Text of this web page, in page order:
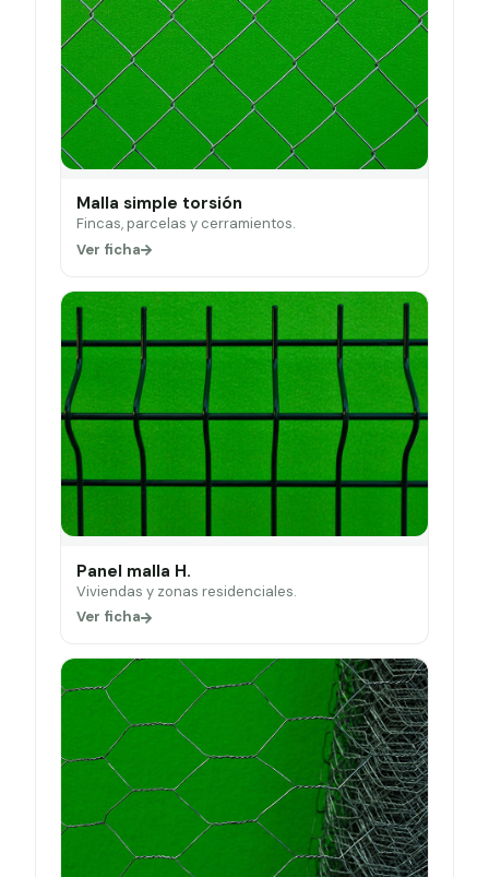
Malla simple torsión
Fincas, parcelas y cerramientos.
Ver ficha
Panel malla H.
Viviendas y zonas residenciales.
Ver ficha